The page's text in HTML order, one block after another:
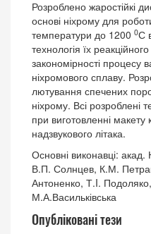
Розроблено жаростійкі
основі ніхрому для
температури до 1200 0С
технологія їх
закономірності
ніхромового сплаву.
лютування спечених
ніхрому. Всі розроблені
при виготовленні макету
надзвукового літака.
Основні виконавці:
В.П. Солнцев, К.М.
Антоненко, Т.I.
М.А.Васильківська
Опубліковані тези